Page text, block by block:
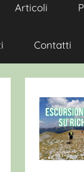
Articoli
Contatti